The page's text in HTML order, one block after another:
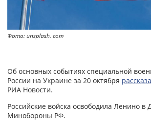
Фото: unsplash. com
Об основных событиях специальной
России на Украине за 20 октября
РИА Новости.
Российские войска освободила Ленино в
Минобороны РФ.